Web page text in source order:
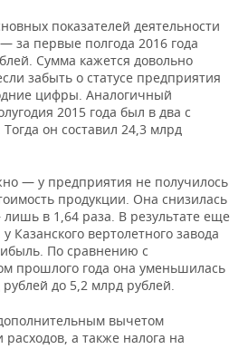
показателей деятельности
за первые полгода 2016 года
Сумма кажется довольно
забыть о статусе предприятия
цифры. Аналогичный
2015 года был в два с
он составил 24,3 млрд
— у предприятия не получилось
продукции. Она снизилась
в 1,64 раза. В результате еще
Казанского вертолетного завода
По сравнению с
прошлого года она уменьшилась
до 5,2 млрд рублей.
вычетом
а также налога на